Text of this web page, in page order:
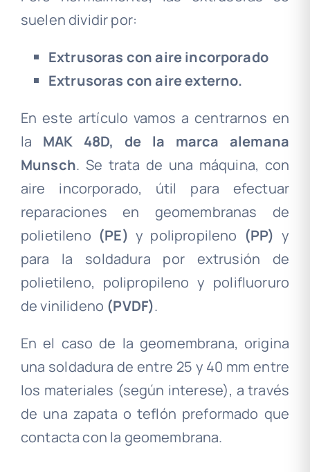
suelen dividir por:
Extrusoras con aire incorporado
Extrusoras con aire externo.
En este artículo vamos a centrarnos en
la MAK 48D, de la marca alemana
Munsch. Se trata de una máquina, con
aire incorporado, útil para efectuar
reparaciones en geomembranas de
polietileno (PE) y polipropileno (PP) y
para la soldadura por extrusión de
polietileno, polipropileno y polifluoruro
de vinilideno (PVDF).
En el caso de la geomembrana, origina
una soldadura de entre 25 y 40 mm entre
los materiales (según interese), a través
de una zapata o teflón preformado que
contacta con la geomembrana.